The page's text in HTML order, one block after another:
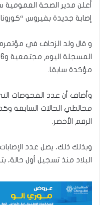
إصابة جديدة بفيروس
مؤكدة سابقا.
مخالطي الحالات السابقة
الرقم الأخضر.
وبذلك ذلك، يصل عدد
البلاد منذ تسجيل أول حالة، بتاريخ 13 مارس إلى